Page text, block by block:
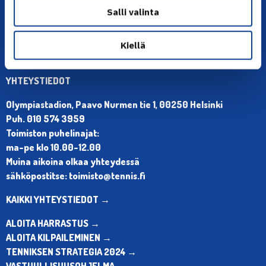
Salli valinta
Kiellä
YHTEYSTIEDOT
Olympiastadion, Paavo Nurmen tie 1, 00250 Helsinki
Puh. 010 574 3959
Toimiston puhelinajat:
ma-pe klo 10.00-12.00
Muina aikoina olkaa yhteydessä
sähköpostitse: toimisto@tennis.fi
KAIKKI YHTEYSTIEDOT →
ALOITA HARRASTUS →
ALOITA KILPAILEMINEN →
TENNIKSEN STRATEGIA 2024 →